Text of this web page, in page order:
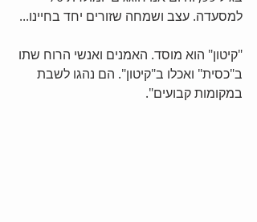
למסעדה. עצב ושמחה שזורים יחד בחיינו...
"קיטון" הוא מוסד. האמנים ואנשי הרוח שתו
ב"כסית" ואכלו ב"קיטון". הם נהגו לשבת
במקומות קבועים".